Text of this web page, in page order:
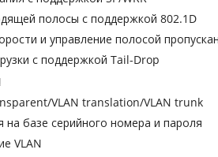
полосы с поддержкой 802.1D
и управление полосой
с поддержкой Tail-Drop
VLAN translation/VLAN trunk
на базе серийного номера и пароля
VLAN